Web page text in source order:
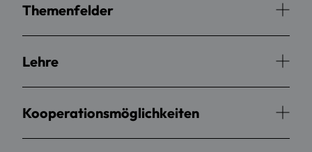
Themenfelder
Lehre
Kooperationsmöglichkeiten